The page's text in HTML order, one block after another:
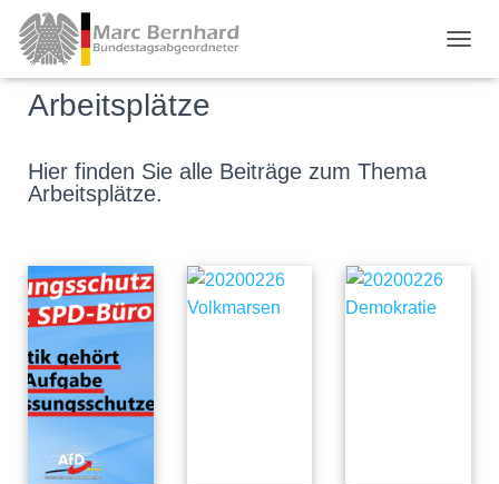
Arbeitsplätze
Hier finden Sie alle Beiträge zum Thema
Arbeitsplätze.